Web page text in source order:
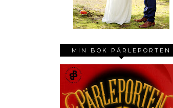
MIN BOK PÄRLEPORTEN